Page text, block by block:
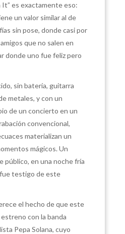
es exactamente eso:
un valor similar al de
sin pose, donde casi por
que no salen en
donde uno fue feliz pero
sin batería, guitarra
metales, y con un
de un concierto en un
convencional,
materializan un
mágicos. Un
público, en una noche fría
testigo de este
el hecho de que este
con la banda
Pepa Solana, cuyo